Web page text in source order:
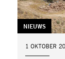
TAG:
NIEUWS
DATUM:
1 OKTOBER